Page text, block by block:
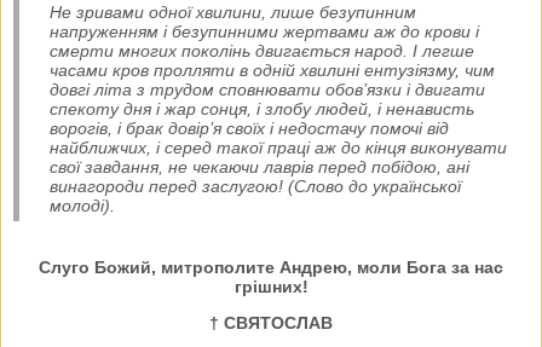
Не зривами одної хвилини, лише безупинним
напруженням і безупинними жертвами аж до крови і
смерти многих поколінь двигається народ. І легше
часами кров пролляти в одній хвилині ентузіязму, чим
довгі літа з трудом сповнювати обов’язки і двигати
спекоту дня і жар сонця, і злобу людей, і ненависть
ворогів, і брак довір’я своїх і недостачу помочі від
найближчих, і серед такої праці аж до кінця виконувати
свої завдання, не чекаючи лаврів перед побідою, ані
винагороди перед заслугою! (Слово до української
молоді).
Слуго Божий, митрополите Андрею, моли Бога за нас
грішних!
† СВЯТОСЛАВ